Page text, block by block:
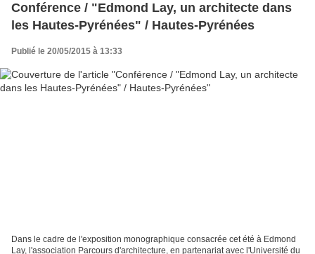
Conférence / "Edmond Lay, un architecte dans
les Hautes-Pyrénées" / Hautes-Pyrénées
Publié le 20/05/2015 à 13:33
Dans le cadre de l'exposition monographique consacrée cet été à Edmond
Lay, l'association Parcours d'architecture, en partenariat avec l'Université du